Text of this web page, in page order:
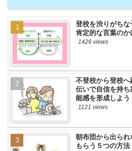
登校を渋りがち
肯定的な言葉のか
1426 views
不登校から登校
伝いで自信を持
能感を形成しよう
1121 views
朝布団から出ら
もらう５つの方法